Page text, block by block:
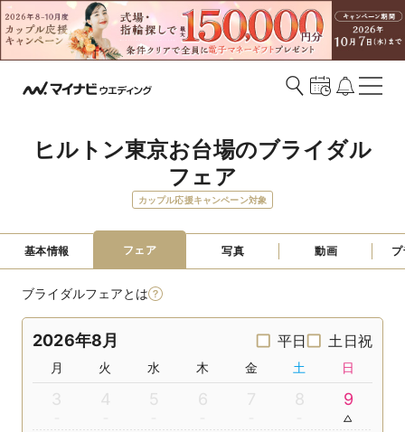
ヒルトン東京お台場のブライダル
フェア
カップル応援キャンペーン対象
基本情報 フェア 写真 動画
ブライダルフェアとは
2026年8月 平日 土日祝
月 火 水 木 金 土 日
3 4 5 6 7 8 9